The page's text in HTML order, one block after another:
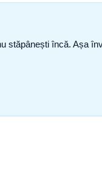
stăpânești încă. Așa